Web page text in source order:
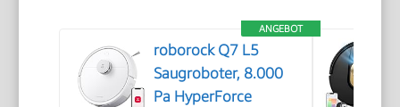
ANGEBOT
roborock Q7 L5
Saugroboter, 8.000
Pa HyperForce